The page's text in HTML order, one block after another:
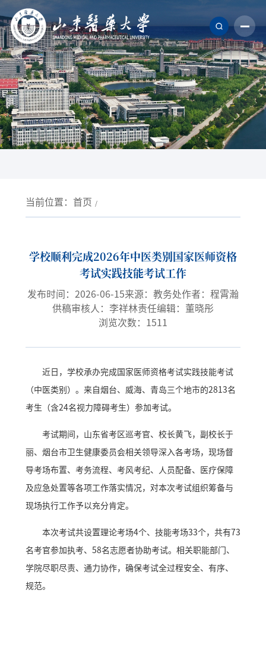
当前位置： 首页
学校顺利完成2026年中医类别国家医师资格
考试实践技能考试工作
发布时间：2026-06-15来源：教务处作者：程霄瀚
供稿审核人：李祥林责任编辑：董晓彤
浏览次数：
1511
近日，学校承办完成国家医师资格考试实践技能考试
（中医类别）。来自烟台、威海、青岛三个地市的2813名
考生（含24名视力障碍考生）参加考试。
考试期间，山东省考区巡考官、校长黄飞，副校长于
丽、烟台市卫生健康委员会相关领导深入各考场，现场督
导考场布置、考务流程、考风考纪、人员配备、医疗保障
及应急处置等各项工作落实情况，对本次考试组织筹备与
现场执行工作予以充分肯定。
本次考试共设置理论考场4个、技能考场33个，共有73
名考官参加执考、58名志愿者协助考试。相关职能部门、
学院尽职尽责、通力协作，确保考试全过程安全、有序、
规范。